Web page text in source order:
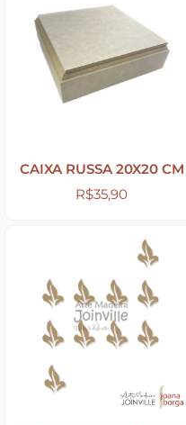
Apliques em Geral
Páscoa
Decortela
Flores
CAIXA RUSSA 20X20 CM
R$35,90